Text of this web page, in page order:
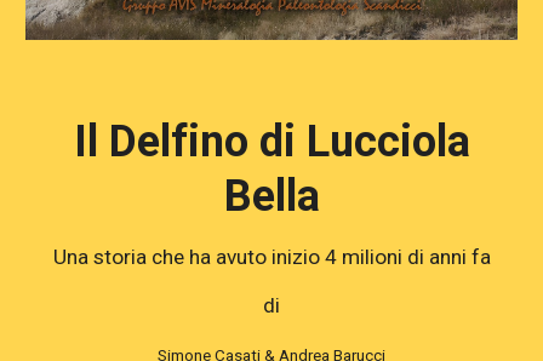
Il Delfino di Lucciola
Bella
Una storia che ha avuto inizio 4 milioni di anni fa
di
Simone Casati & Andrea Barucci